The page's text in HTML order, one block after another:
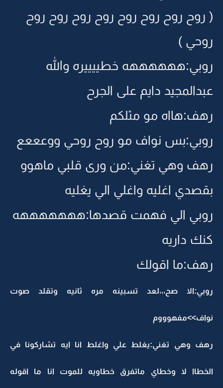
( روح روح روح روح روح روح روح روح
روحي )
روبي:ههههههه خطييييره والله
عبدالمجيد دايم على الجرح
رهف:هااه مو مثلكم
روبي:بس نواف مو روح روحي ووعععع
رهف وهي تغني:من ورى قلبي ماهوو
بقصدي اغليه واغلي الي يغليه
روبي الي فهمت قصدها:هههههههه
كنك داريه
رهف:ما اقولك
روبي:الا صح،،،لعد تسبينه مره ثانيه وتقلد صوت
نواف>>مفهوووم
رهف وهي تغني:يغلط علي واغلط انا ايه تشاركونا في
الخطاا لا وخطاي ماتفرق خطاويه للموت انا ما اقوله